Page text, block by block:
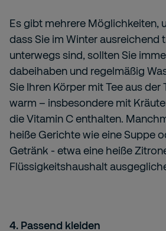
Es gibt mehrere Möglichkeiten,
dass Sie im Winter ausreichend
unterwegs sind, sollten Sie
dabeihaben und regelmäßig
Sie Ihren Körper mit Tee aus
warm – insbesondere mit
die Vitamin C enthalten.
heiße Gerichte wie eine Suppe
Getränk - etwa eine heiße
Flüssigkeitshaushalt
4. Passend kleiden